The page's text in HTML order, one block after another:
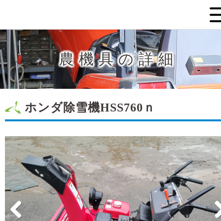
農機具の詳細
ホンダ除雪機HSS760ｎ